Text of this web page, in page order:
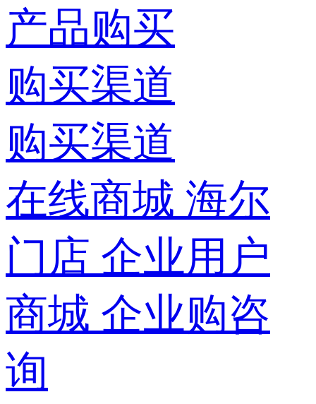
产品购买
购买渠道
购买渠道
在线商城 海尔
门店 企业用户
商城 企业购咨
询